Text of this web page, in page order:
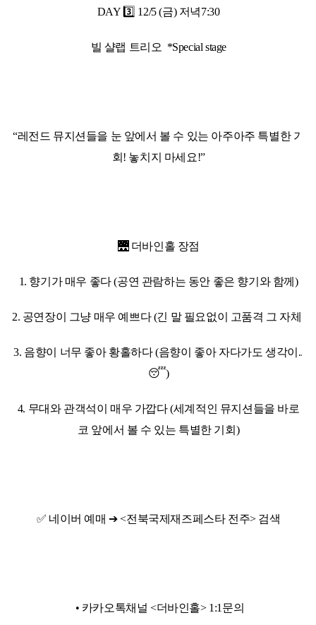
DAY 3️⃣ 12/5 (금) 저녁7:30
빌 샬랩 트리오 *Special stage
“레전드 뮤지션들을 눈 앞에서 볼 수 있는 아주아주 특별한 기
회! 놓치지 마세요!”
🌉 더바인홀 장점
1. 향기가 매우 좋다 (공연 관람하는 동안 좋은 향기와 함께)
2. 공연장이 그냥 매우 예쁘다 (긴 말 필요없이 고품격 그 자체)
3. 음향이 너무 좋아 황홀하다 (음향이 좋아 자다가도 생각이..
😴)
4. 무대와 관객석이 매우 가깝다 (세계적인 뮤지션들을 바로
코 앞에서 볼 수 있는 특별한 기회)
✅ 네이버 예매 ➔ <전북국제재즈페스타 전주> 검색
• 카카오톡채널 <더바인홀> 1:1문의